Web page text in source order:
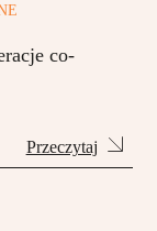
co-
Przeczytaj